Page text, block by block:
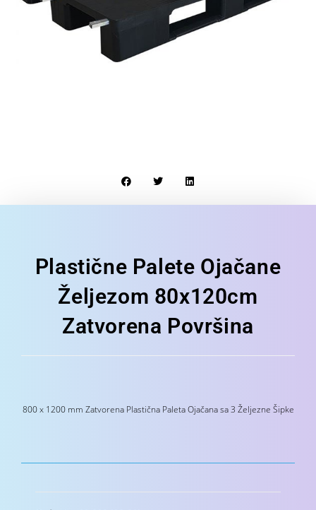
Plastične Palete Ojačane
Željezom 80x120cm
Zatvorena Površina
800 x 1200 mm Zatvorena Plastična Paleta Ojačana sa 3 Željezne Šipke